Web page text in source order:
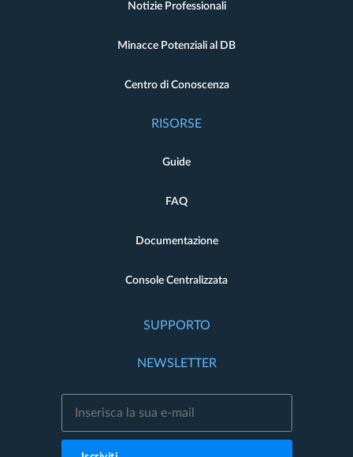
Notizie Professionali
Minacce Potenziali al DB
Centro di Conoscenza
RISORSE
Guide
FAQ
Documentazione
Console Centralizzata
SUPPORTO
NEWSLETTER